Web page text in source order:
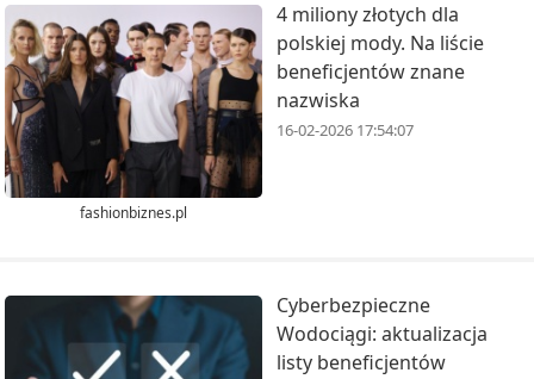
fashionbiznes.pl
4 miliony złotych dla
polskiej mody. Na liście
beneficjentów znane
nazwiska
16-02-2026 17:54:07
Cyberbezpieczne
Wodociągi: aktualizacja
listy beneficjentów